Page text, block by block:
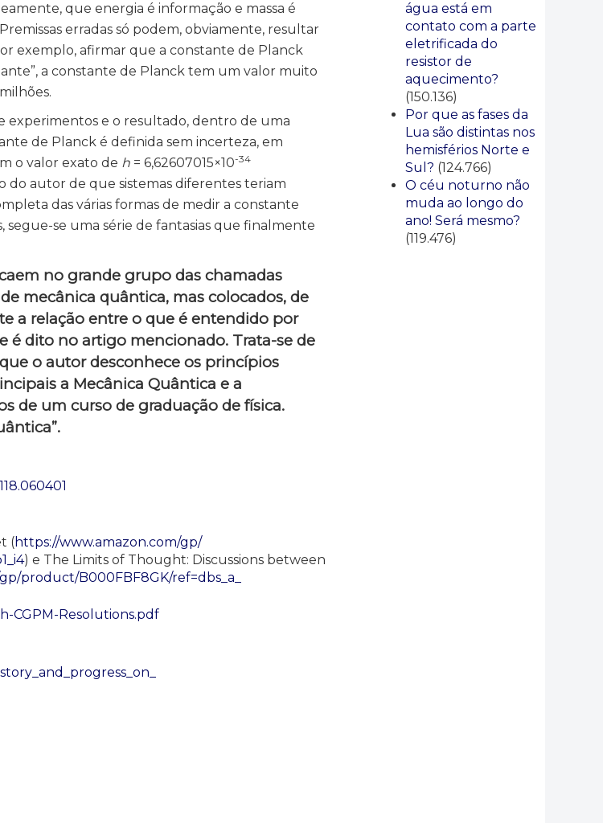
que energia é informação e massa é
erradas só podem, obviamente, resultar
exemplo, afirmar que a constante de Planck
a constante de Planck tem um valor muito
experimentos e o resultado, dentro de uma
de Planck é definida sem incerteza, em
o valor exato de h = 6,62607015×10-34
do autor de que sistemas diferentes teriam
das várias formas de medir a constante
segue-se uma série de fantasias que finalmente
no grande grupo das chamadas
mecânica quântica, mas colocados, de
a relação entre o que é entendido por
é dito no artigo mencionado. Trata-se de
o autor desconhece os princípios
a Mecânica Quântica e a
de um curso de graduação de física.
(https://www.amazon.com/gp/
) e The Limits of Thought: Discussions between
product/B000FBF8GK/ref=dbs_a_
CGPM-Resolutions.pdf
água está em
contato com a parte
eletrificada do
resistor de
aquecimento?
(150.136)
Por que as fases da
Lua são distintas nos
hemisférios Norte e
Sul? (124.766)
O céu noturno não
muda ao longo do
ano! Será mesmo?
(119.476)